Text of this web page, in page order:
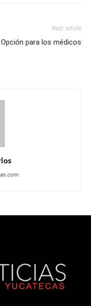
Next article
Opción para los médicos